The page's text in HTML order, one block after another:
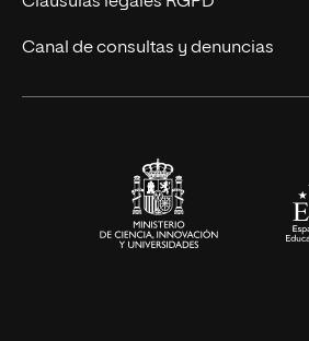
Ciencias de la Salud
Canal de consultas y denuncias